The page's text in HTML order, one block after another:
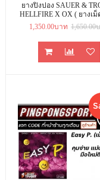
ยางปิงปอง SAUER &
HELLFIRE X OX ( ยางเ
1,350.00บาท 1,650.00